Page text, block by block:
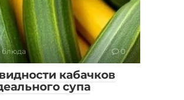
блюда 0
кабачков
супа